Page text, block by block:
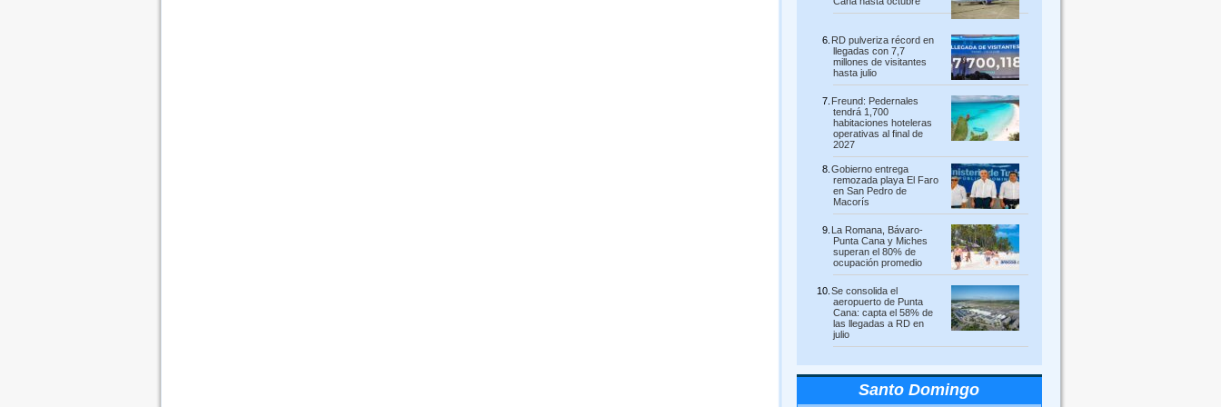
RD pulveriza récord en
llegadas con 7,7
millones de visitantes
hasta julio
Freund: Pedernales
tendrá 1,700
habitaciones hoteleras
operativas al final de
2027
Gobierno entrega
remozada playa El Faro
en San Pedro de
Macorís
La Romana, Bávaro-
Punta Cana y Miches
superan el 80% de
ocupación promedio
Se consolida el
aeropuerto de Punta
Cana: capta el 58% de
las llegadas a RD en
julio
Santo Domingo